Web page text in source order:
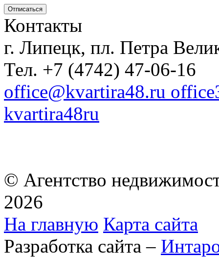
Контакты
г. Липецк, пл. Петра
Тел. +7 (4742) 47-06-16
office@kvartira48.ru
kvartira48ru
© Агентство
2026
На главную Карта сайта
Разработка сайта –